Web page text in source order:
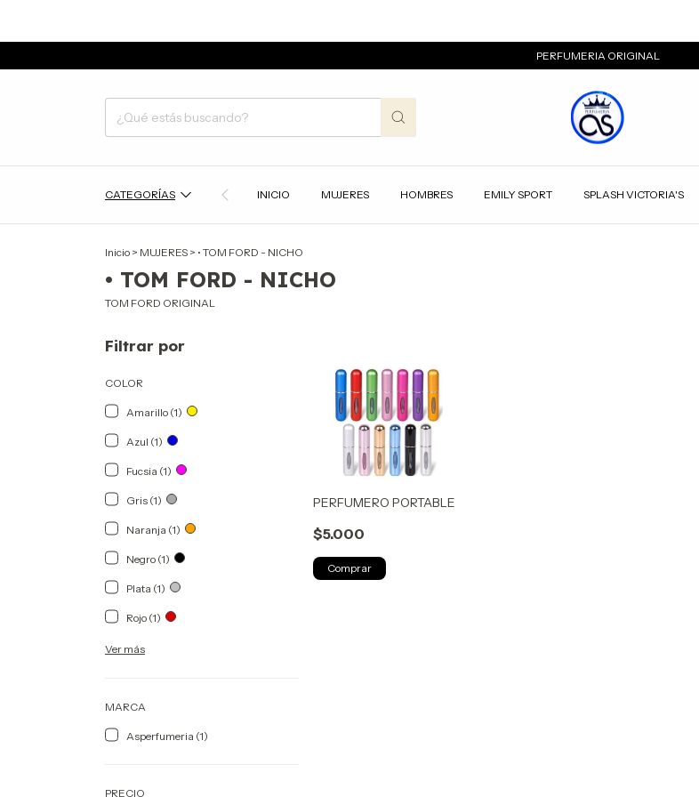
PERFUMERIA ORIGINAL
CATEGORÍAS INICIO MUJERES HOMBRES EMILY SPORT SPLASH VICTORIA'S
Inicio > MUJERES > • TOM FORD - NICHO
• TOM FORD - NICHO
TOM FORD ORIGINAL
Filtrar por
COLOR
Amarillo (1)
Azul (1)
Fucsia (1)
Gris (1)
Naranja (1)
Negro (1)
Plata (1)
Rojo (1)
Ver más
MARCA
Asperfumeria (1)
PRECIO
PERFUMERO PORTABLE
$5.000
Comprar